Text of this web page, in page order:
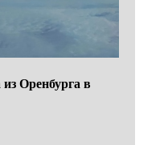
Оренбурга в